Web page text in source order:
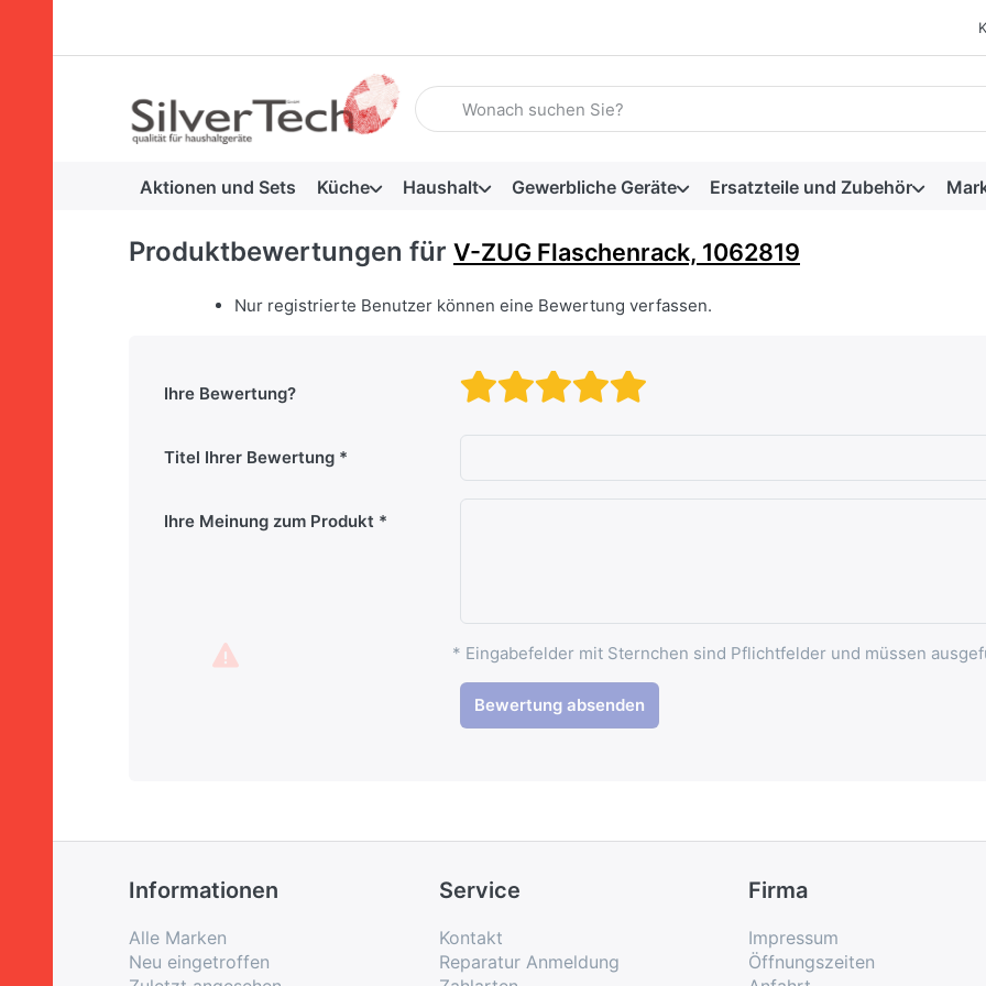
Geben Sie einen Suchbegriff ein. Während Sie tippen, erscheinen
Aktionen und Sets Küche Haushalt Gewerbliche Geräte Ersatzteile und Zubehör
Produktbewertungen für V-ZUG Flaschenrack, 1062819
Nur registrierte Benutzer können eine Bewertung verfassen.
Ihre Bewertung? Bewertung: 4 von 5
Bewertung: 3 von 5
Bewertung: 2 von 5 Sternen.
Bewertung: 1 von 5 Sternen.
Titel Ihrer Bewertung
Ihre Meinung zum Produkt
* Eingabefelder mit Sternchen sind Pflichtfelder und müssen
Bewertung absenden
Informationen
Alle Marken
Neu eingetroffen
Service
Kontakt
Reparatur Anmeldung
Firma
Impressum
Öffnungszeiten